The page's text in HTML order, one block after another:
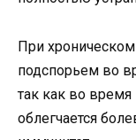
При
подспорьем во
так как во время
облегчается